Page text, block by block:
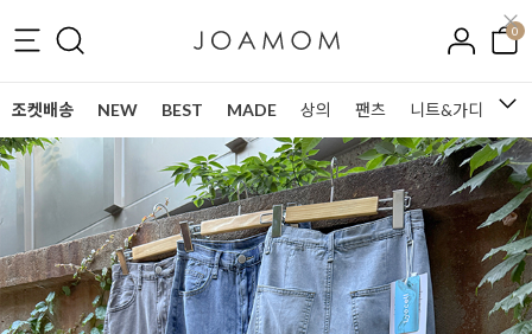
0
조켓배송 NEW BEST MADE 상의 팬츠 니트&가디건